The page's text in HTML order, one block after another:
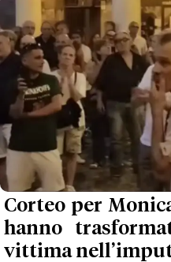
Corteo per
hanno
vittima